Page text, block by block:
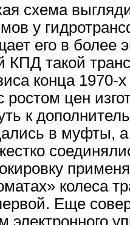
схема
у
его в более
КПД такой
конца 1970-
цен
к
в муфты,
колеса
Еще
электронного